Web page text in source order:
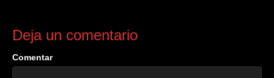
Deja un comentario
Comentar